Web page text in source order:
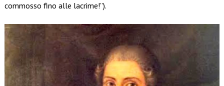
commosso fino alle lacrime!”).